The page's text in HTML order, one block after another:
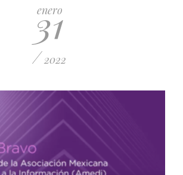
enero
31
/ 2022